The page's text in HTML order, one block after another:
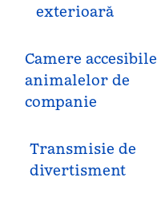
exterioară
Camere accesibile
animalelor de
companie
Transmisie de
divertisment